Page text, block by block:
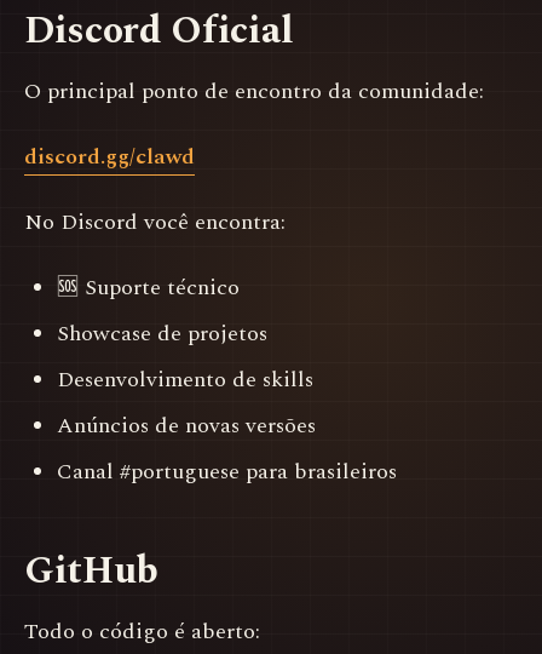
Discord Oficial
O principal ponto de encontro da comunidade:
discord.gg/clawd
No Discord você encontra:
🆘 Suporte técnico
Showcase de projetos
Desenvolvimento de skills
Anúncios de novas versões
Canal #portuguese para brasileiros
GitHub
Todo o código é aberto: